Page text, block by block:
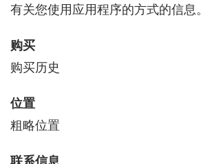
有关您使用应用程序的方式的信息。
购买
购买历史
位置
粗略位置